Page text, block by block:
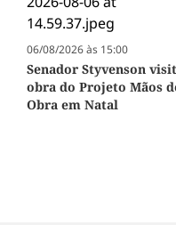
06/08/2026 às 15:00
Senador Styvenson
obra do Projeto Mãos
Obra em Natal